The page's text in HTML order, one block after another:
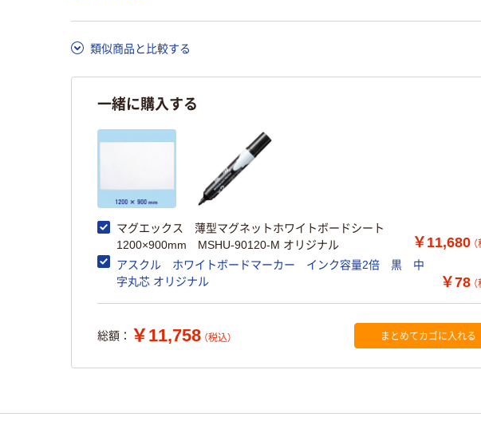
類似商品と比較する
一緒に購入する
マグエックス 薄型マグネットホワイトボードシート
1200×900mm MSHU-90120-M オリジナル
￥11,680
アスクル ホワイトボードマーカー インク容量2倍 黒 中
字丸芯 オリジナル
￥78
総額： ￥11,758 （税込） まとめてカゴに入れる